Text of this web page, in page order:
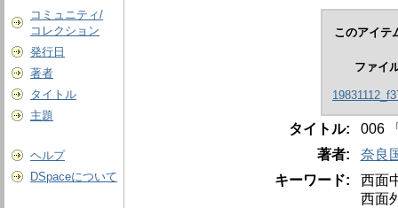
コミュニティ/
コレクション
発行日
著者
タイトル
主題
ヘルプ
DSpaceについて
このアイテ
ファイ
タイトル:
006
著者:
奈良
キーワード:
西面
西面